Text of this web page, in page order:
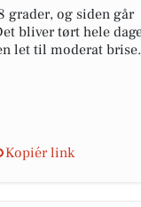
grader, og siden går
bliver tørt hele
let til moderat brise.
Kopiér link